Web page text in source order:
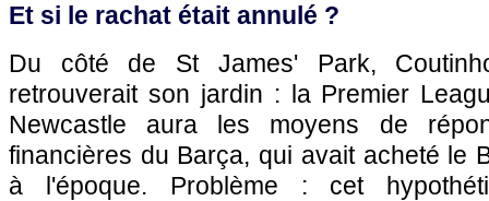
Et si le rachat était annulé ?
Du côté de St James' Park,
retrouverait son jardin : la Premier
Newcastle aura les moyens de
financières du Barça, qui avait acheté le
à l'époque. Problème : cet